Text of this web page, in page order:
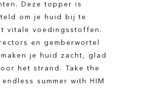
Deze topper is
om je huid bij te
vitale voedingsstoffen.
en gemberwortel
je huid zacht, glad
het strand. Take the
summer with HIM